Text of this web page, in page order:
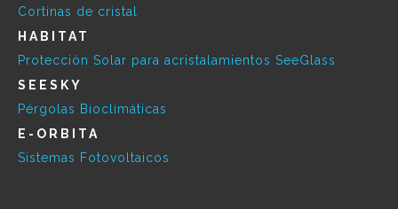
Cortinas de cristal
HABITAT
Protección Solar para acristalamientos SeeGlass
SEESKY
Pérgolas Bioclimáticas
E-ORBITA
Sistemas Fotovoltaicos